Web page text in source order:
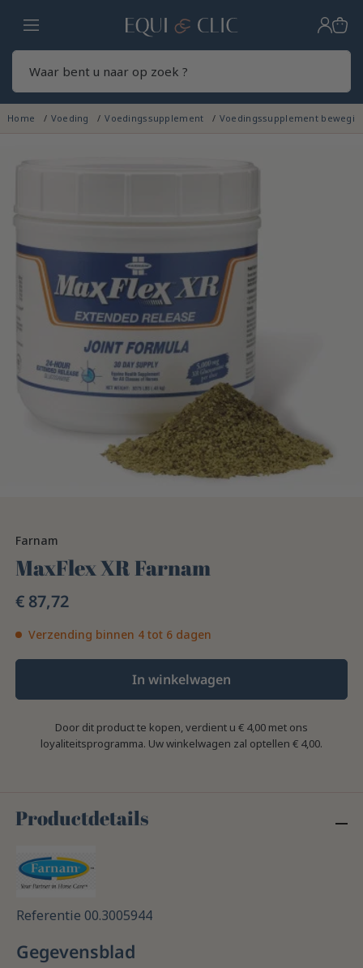
Home
Home Voeding Voedingssupplement Voedingssupplement
Farnam
MaxFlex XR Farnam
€ 87,72
Verzending binnen 4 tot 6 dagen
In winkelwagen
Door dit product te kopen, verdient u € 4,00 met ons
loyaliteitsprogramma. Uw winkelwagen zal optellen € 4,00.
Productdetails
Referentie 00.3005944
Gegevensblad